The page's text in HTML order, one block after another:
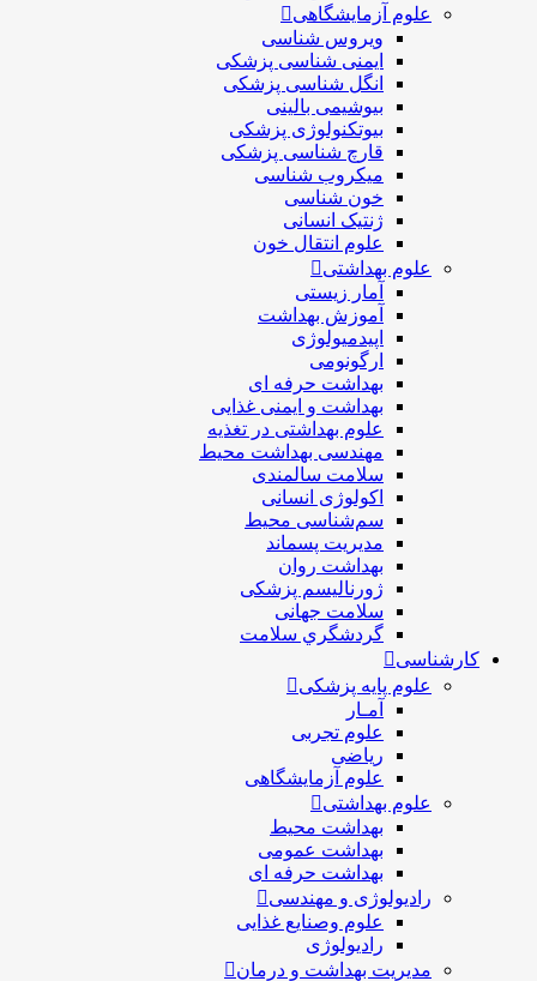
علوم آزمایشگاهی
ویروس شناسی
ایمنی شناسی پزشكی
انگل شناسی پزشکی
بیوشیمی بالینی
بیوتکنولوژی پزشکی
قارچ شناسی پزشکی
ميكروب شناسی
خون شناسی
ژنتیک انسانی
علوم انتقال خون
علوم بهداشتی
آمار زیستی
آموزش بهداشت
اپیدمیولوژی
ارگونومی
بهداشت حرفه ای
بهداشت و ایمنی غذایی
علوم بهداشتی در تغذیه
مهندسی بهداشت محيط
سلامت سالمندی
اکولوژی انسانی
سم‌شناسی محیط
مدیریت پسماند
بهداشت روان
ژورنالیسم پزشکی
سلامت جهانی
گردشگري سلامت
کارشناسی
علوم پایه پزشکی
آمـار
علوم تجربی
ریاضی
علوم آزمایشگاهی
علوم بهداشتی
بهداشت محیط
بهداشت عمومی
بهداشت حرفه ای
رادیولوژی و مهندسی
علوم وصنایع غذایی
رادیولوژی
مدیریت بهداشت و درمان